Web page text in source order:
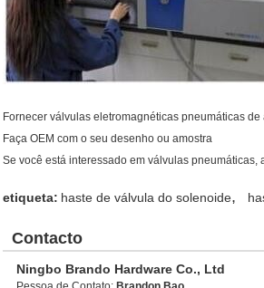
Fornecer válvulas eletromagnéticas pneumáticas
Faça OEM com o seu desenho ou amostra
Se você está interessado em válvulas pneumáticas,
etiqueta: haste de válvula do solenoide,
Contacto
Ningbo Brando Hardware Co., Ltd